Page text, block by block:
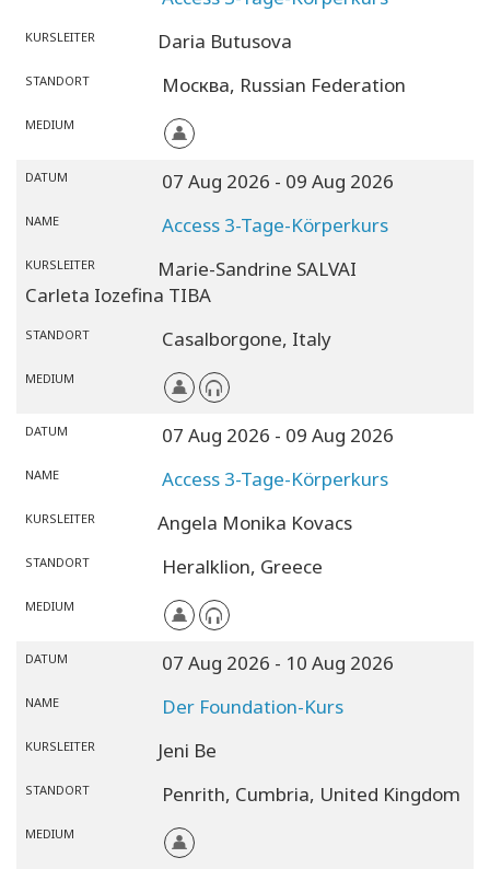
KURSLEITER Daria Butusova
STANDORT Москва, Russian Federation
MEDIUM
DATUM 07 Aug 2026 - 09 Aug 2026
NAME Access 3-Tage-Körperkurs
KURSLEITER
Marie-Sandrine SALVAI
Carleta Iozefina TIBA
STANDORT Casalborgone, Italy
MEDIUM
DATUM 07 Aug 2026 - 09 Aug 2026
NAME Access 3-Tage-Körperkurs
KURSLEITER Angela Monika Kovacs
STANDORT Heralklion, Greece
MEDIUM
DATUM 07 Aug 2026 - 10 Aug 2026
NAME Der Foundation-Kurs
KURSLEITER Jeni Be
STANDORT Penrith, Cumbria, United Kingdom
MEDIUM